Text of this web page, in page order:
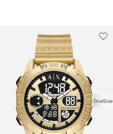
OneSize